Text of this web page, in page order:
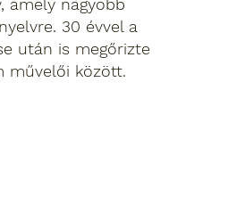
30 évvel a
után is megőrizte
művelői között.